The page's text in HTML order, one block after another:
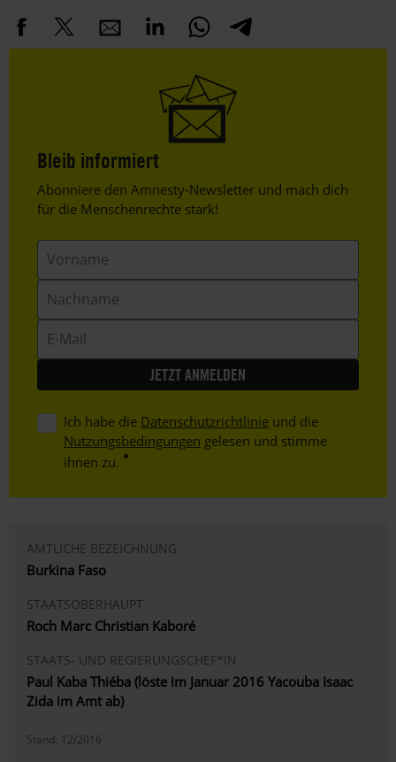
Bleib informiert
Header
Text
Abonniere den Amnesty-Newsletter und mach dich
für die Menschenrechte stark!
Mail
Ich habe die Datenschutzrichtlinie und die
Nutzungsbedingungen gelesen und stimme
ihnen zu.
AMTLICHE BEZEICHNUNG
Burkina Faso
STAATSOBERHAUPT
Roch Marc Christian Kaboré
STAATS- UND REGIERUNGSCHEF*IN
Paul Kaba Thiéba (löste im Januar 2016 Yacouba Isaac
Zida im Amt ab)
Stand: 12/2016